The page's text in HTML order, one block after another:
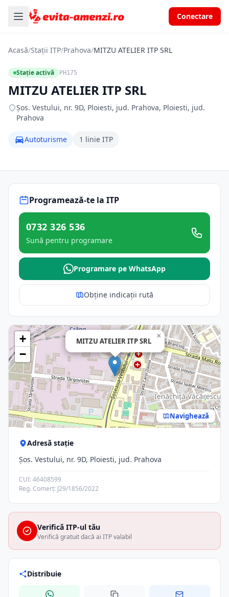
Conectare
Acasă/Stații ITP/Prahova/MITZU ATELIER ITP SRL
Stație activă PH175
MITZU ATELIER ITP SRL
Şos. Vestului, nr. 9D, Ploiesti, jud. Prahova, Ploiesti, jud.
Prahova
Autoturisme 1 linie ITP
Programează-te la ITP
0732 326 536
Sună pentru programare
Programare pe WhatsApp
Obține indicații rută
MITZU ATELIER ITP SRL
×
+
−
Navighează
Adresă stație
Şos. Vestului, nr. 9D, Ploiesti, jud. Prahova
CUI: 46408599
Reg. Comerț: J29/1856/2022
Verifică ITP-ul tău
Verifică gratuit dacă ai ITP valabil
Distribuie